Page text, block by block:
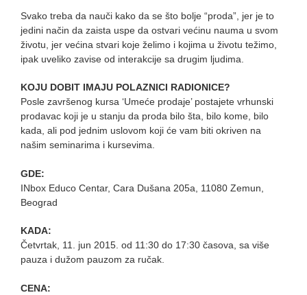
Svako treba da nauči kako da se što bolje “proda”, jer je to
jedini način da zaista uspe da ostvari većinu nauma u svom
životu, jer većina stvari koje želimo i kojima u životu težimo,
ipak uveliko zavise od interakcije sa drugim ljudima.
KOJU DOBIT IMAJU POLAZNICI RADIONICE?
Posle završenog kursa ‘Umeće prodaje’ postajete vrhunski
prodavac koji je u stanju da proda bilo šta, bilo kome, bilo
kada, ali pod jednim uslovom koji će vam biti okriven na
našim seminarima i kursevima.
GDE:
INbox Educo Centar, Cara Dušana 205a, 11080 Zemun,
Beograd
KADA:
Četvrtak, 11. jun 2015. od 11:30 do 17:30 časova, sa više
pauza i dužom pauzom za ručak.
CENA: